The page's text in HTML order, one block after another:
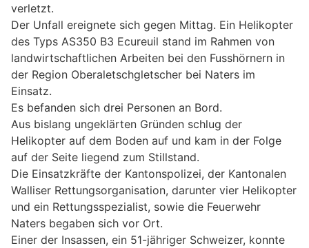
verletzt.
Der Unfall ereignete sich gegen Mittag. Ein Helikopter
des Typs AS350 B3 Ecureuil stand im Rahmen von
landwirtschaftlichen Arbeiten bei den Fusshörnern in
der Region Oberaletschgletscher bei Naters im
Einsatz.
Es befanden sich drei Personen an Bord.
Aus bislang ungeklärten Gründen schlug der
Helikopter auf dem Boden auf und kam in der Folge
auf der Seite liegend zum Stillstand.
Die Einsatzkräfte der Kantonspolizei, der Kantonalen
Walliser Rettungsorganisation, darunter vier Helikopter
und ein Rettungsspezialist, sowie die Feuerwehr
Naters begaben sich vor Ort.
Einer der Insassen, ein 51-jähriger Schweizer, konnte